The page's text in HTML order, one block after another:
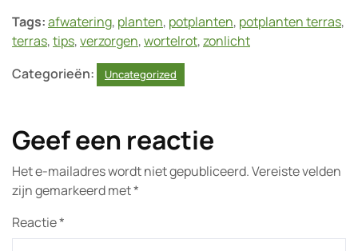
Tags:afwatering, planten, potplanten, potplanten terras,
terras,tips,verzorgen,wortelrot,zonlicht
Categorieën:
Uncategorized
Geef een reactie
Het e-mailadres wordt niet gepubliceerd.Vereiste velden
zijn gemarkeerd met*
Reactie*